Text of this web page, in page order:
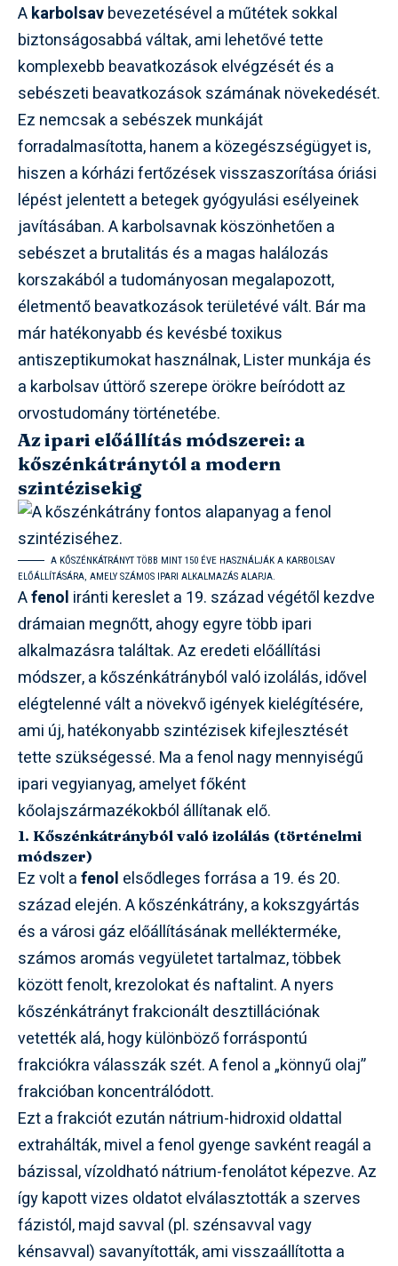
Akarbolsavbevezetésével a műtétek sokkal
biztonságosabbá váltak, ami lehetővé tette
komplexebb beavatkozások elvégzését és a
sebészeti beavatkozások számának növekedését.
Ez nemcsak a sebészek munkáját
forradalmasította, hanem a közegészségügyet is,
hiszen a kórházi fertőzések visszaszorítása óriási
lépést jelentett a betegek gyógyulási esélyeinek
javításában. A karbolsavnak köszönhetően a
sebészet a brutalitás és a magas halálozás
korszakából a tudományosan megalapozott,
életmentő beavatkozások területévé vált. Bár ma
már hatékonyabb és kevésbé toxikus
antiszeptikumokat használnak, Lister munkája és
a karbolsav úttörő szerepe örökre beíródott az
orvostudomány történetébe.
Az ipari előállítás módszerei: a
kőszénkátránytól a modern
szintézisekig
A KŐSZÉNKÁTRÁNYT TÖBB MINT 150 ÉVE HASZNÁLJÁK A KARBOLSAV
ELŐÁLLÍTÁSÁRA, AMELY SZÁMOS IPARI ALKALMAZÁS ALAPJA.
Afenol iránti kereslet a 19. század végétől kezdve
drámaian megnőtt, ahogy egyre több ipari
alkalmazásra találtak. Az eredeti előállítási
módszer, a kőszénkátrányból való izolálás, idővel
elégtelenné vált a növekvő igények kielégítésére,
ami új, hatékonyabb szintézisek kifejlesztését
tette szükségessé. Ma a fenol nagy mennyiségű
ipari vegyianyag, amelyet főként
kőolajszármazékokból állítanak elő.
1. Kőszénkátrányból való izolálás (történelmi
módszer)
Ez volt afenol elsődleges forrása a 19. és 20.
század elején. A kőszénkátrány, a kokszgyártás
és a városi gáz előállításának mellékterméke,
számos aromás vegyületet tartalmaz, többek
között fenolt, krezolokat és naftalint. A nyers
kőszénkátrányt frakcionált desztillációnak
vetették alá, hogy különböző forráspontú
frakciókra válasszák szét. A fenol a „könnyű olaj”
frakcióban koncentrálódott.
Ezt a frakciót ezután nátrium-hidroxid oldattal
extrahálták, mivel a fenol gyenge savként reagál a
bázissal, vízoldható nátrium-fenolátot képezve. Az
így kapott vizes oldatot elválasztották a szerves
fázistól, majd savval (pl. szénsavval vagy
kénsavval) savanyították, ami visszaállította a